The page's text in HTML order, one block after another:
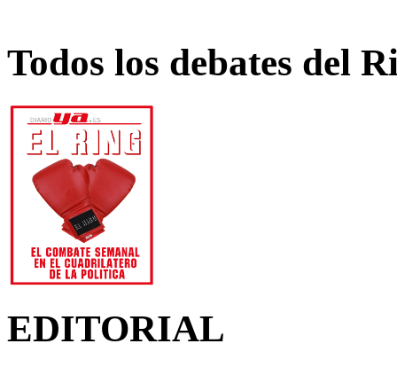
Todos los debates del
EDITORIAL